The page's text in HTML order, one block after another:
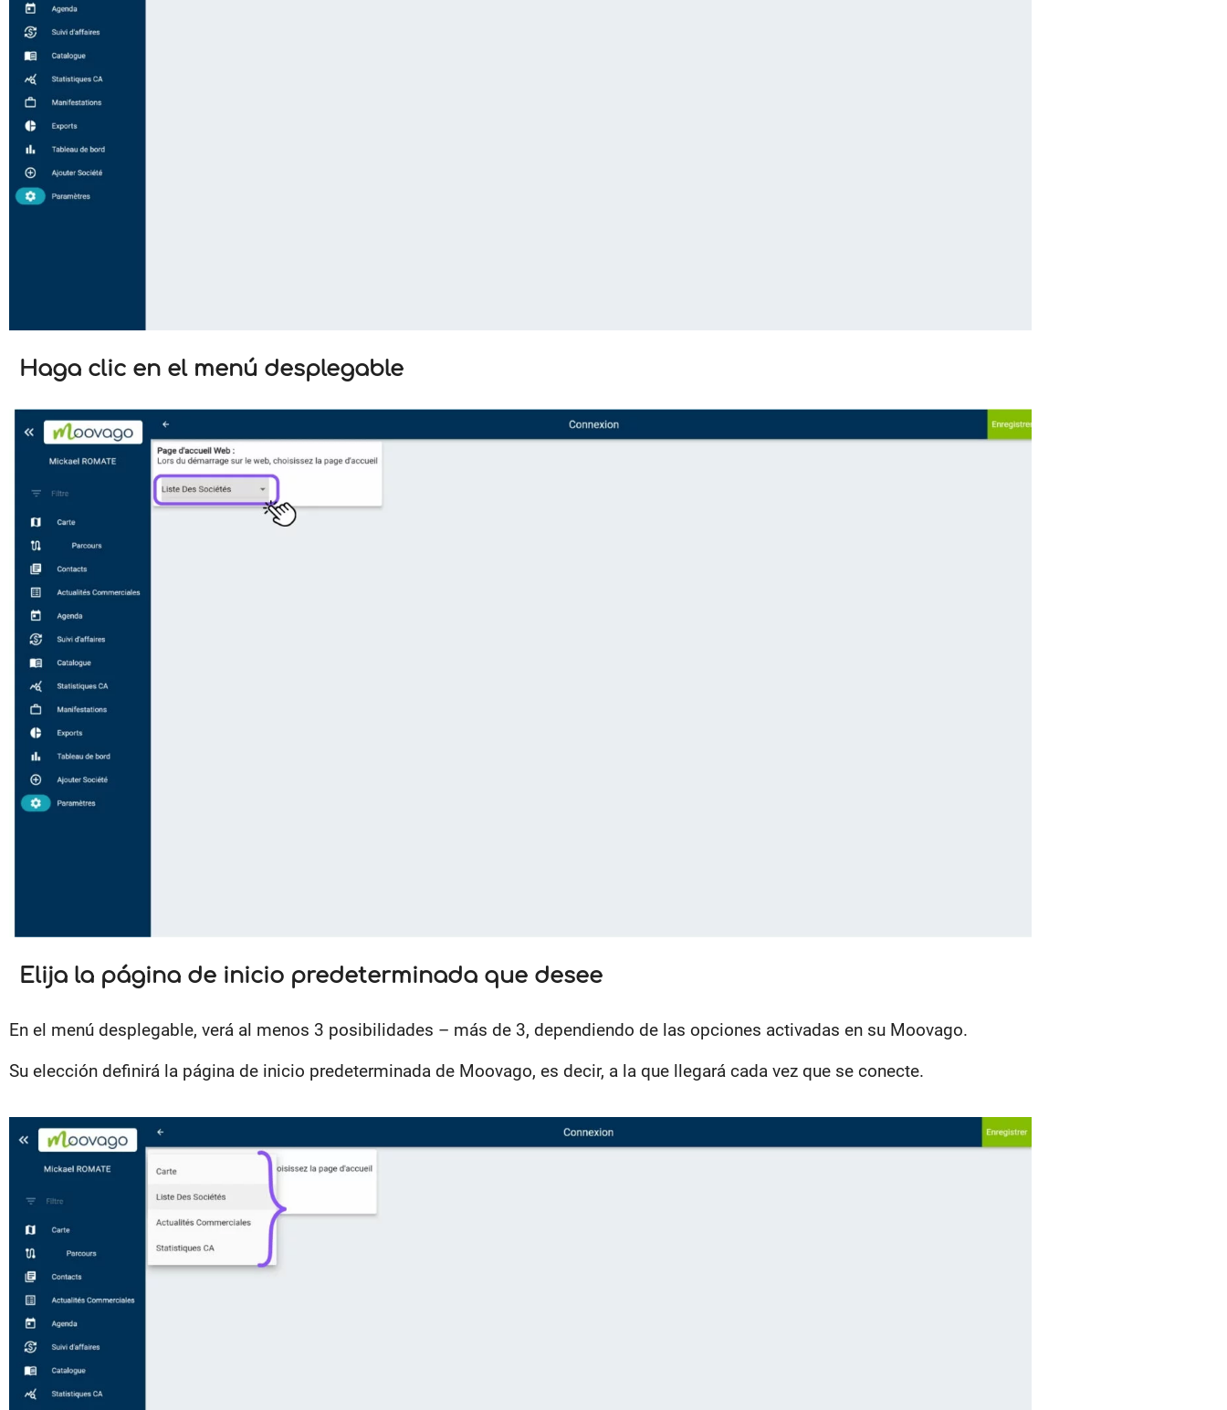
Haga clic en el menú desplegable
Elija la página de inicio predeterminada que desee
En el menú desplegable, verá al menos 3 posibilidades – más de 3, dependiendo de las opciones activadas en su Moovago.
Su elección definirá la página de inicio predeterminada de Moovago, es decir, a la que llegará cada vez que se conecte.